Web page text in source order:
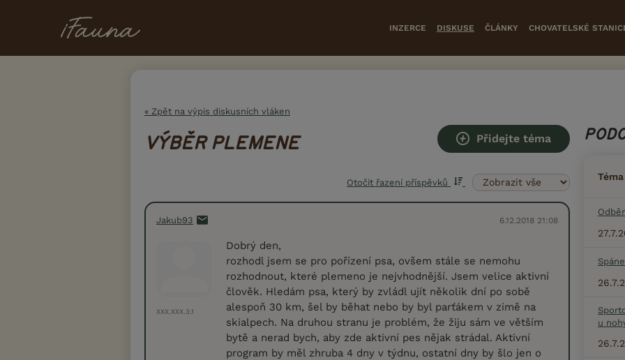
INZERCE DISKUSE ČLÁNKY CHOVATELSKÉ
« Zpět na výpis diskusních vláken
VÝBĚR PLEMENE Přidejte téma
Otočit řazení příspěvků
Jakub93 6.12.2018 21:08
XXX.XXX.3.1
Dobrý den,
rozhodl jsem se pro pořízení psa, ovšem stále se nemohu
rozhodnout, které plemeno je nejvhodnější. Jsem velice aktivní
člověk. Hledám psa, který by zvládl ujít několik dní po sobě
alespoň 30 km, šel by běhat nebo by byl parťákem v zimě na
skialpech. Na druhou stranu je problém, že žiju sám ve větším
bytě a nerad bych, aby zde aktivní pes nějak strádal. Aktivní
program by měl zhruba 4 dny v týdnu, ostatní dny by šlo jen o
Téma
u